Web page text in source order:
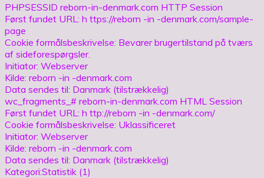
PHPSESSID reborn-in-denmark.com HTTP Session
Først fundet URL: h ttps://reborn -in -denmark.com/sample-
page
Cookie formålsbeskrivelse: Bevarer brugertilstand på tværs
af sideforespørgsler.
Initiator: Webserver
Kilde: reborn -in -denmark.com
Data sendes til: Danmark (tilstrækkelig)
wc_fragments_# reborn-in-denmark.com HTML Session
Først fundet URL: h ttp://reborn -in -denmark.com/
Cookie formålsbeskrivelse: Uklassificeret
Initiator: Webserver
Kilde: reborn -in -denmark.com
Data sendes til: Danmark (tilstrækkelig)
Kategori:Statistik (1)